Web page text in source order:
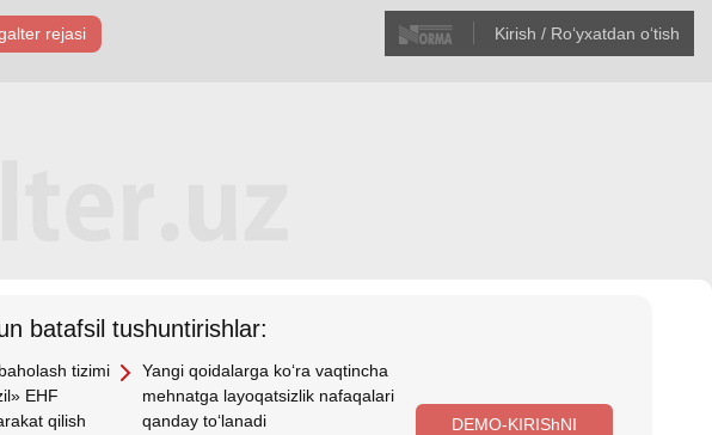
rejasi Kirish / Roʻyхatdan oʻtish
batafsil tushuntirishlar:
tizimi
EHF
qilish
Yangi qoidalarga koʻra vaqtincha
mehnatga layoqatsizlik nafaqalari
qanday toʻlanadi
DEMO-KIRIShNI